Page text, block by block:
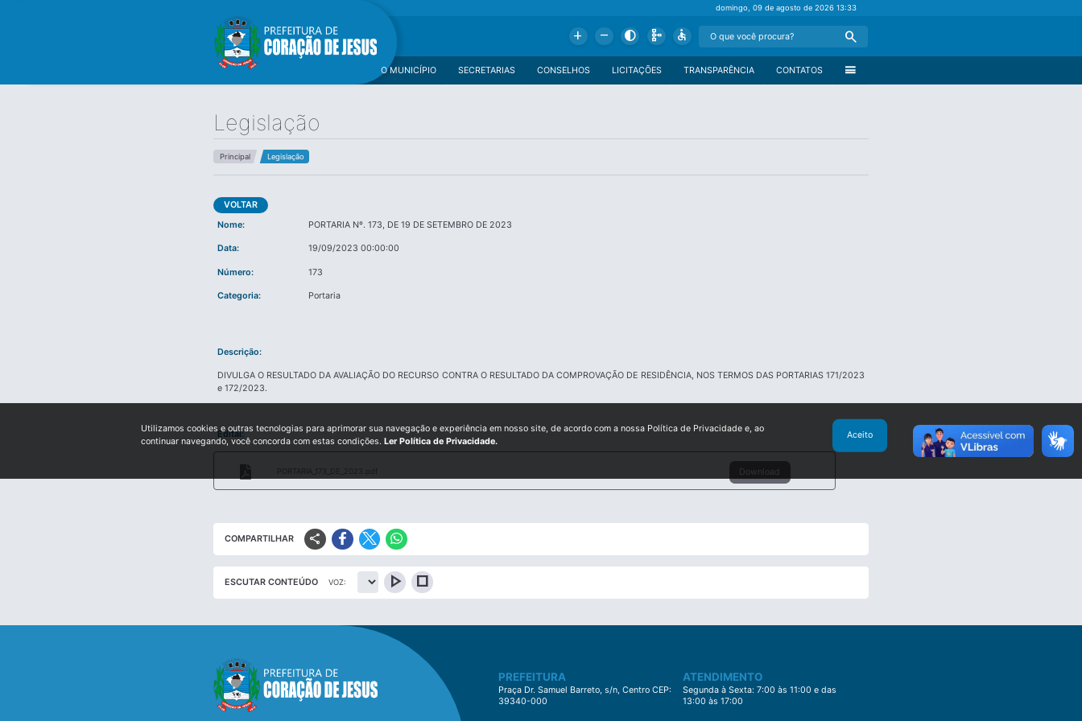
domingo, 09 de agosto de 202613:33
Add Remove Contrast Schema Accessible Search
menu
CONTATOS
TRANSPARÊNCIA
LICITAÇÕES
CONSELHOS
SECRETARIAS
O MUNICÍPIO
Legislação
Principal Legislação
VOLTAR
Nome:
PORTARIA Nº. 173, DE 19 DE SETEMBRO DE 2023
Data: 19/09/2023 00:00:00
Número: 173
Categoria: Portaria
Descrição:
DIVULGA O RESULTADO DA AVALIAÇÃO DO RECURSO CONTRA O RESULTADO DA COMPROVAÇÃO DE RESIDÊNCIA, NOS TERMOS DAS PORTARIAS 171/2023
e 172/2023.
Edital:
PORTARIA_173_DE_2023.pdf Download
COMPARTILHAR share
ESCUTAR CONTEÚDO VOZ: play_arrow stop
PREFEITURA
Praça Dr. Samuel Barreto, s/n, Centro CEP:
39340-000
ATENDIMENTO
Segunda à Sexta: 7:00 às 11:00 e das
13:00 às 17:00
Utilizamos cookies e outras tecnologias para aprimorar sua navegação e experiência em nosso site, de acordo com a nossa Política de Privacidade e, ao
continuar navegando, você concorda com estas condições. Ler Política de Privacidade.
Aceito